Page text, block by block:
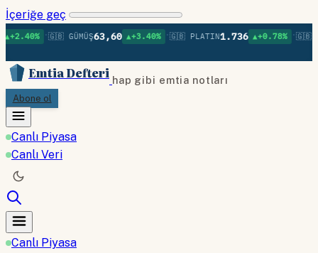
İçeriğe geç
•🇬🇧 GÜMÜŞ63,60 ▲+3.40% •🇬🇧 PLATIN1.736 ▲+0.78% •🇬🇧
Emtia Defteri hap gibi emtia notları
Abone ol
Canlı Piyasa
Canlı Veri
Canlı Piyasa